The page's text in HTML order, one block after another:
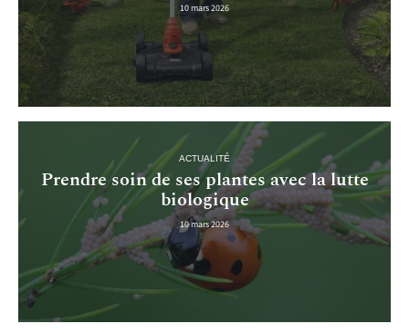
10 mars 2026
ACTUALITÉ
Prendre soin de ses plantes avec la lutte
biologique
10 mars 2026